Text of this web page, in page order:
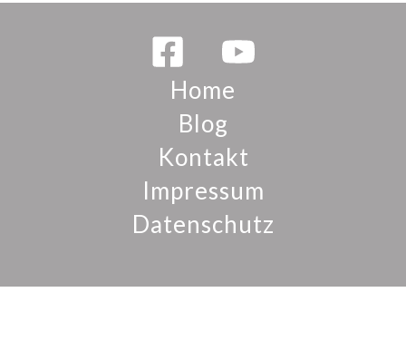
Home
Blog
Kontakt
Impressum
Datenschutz